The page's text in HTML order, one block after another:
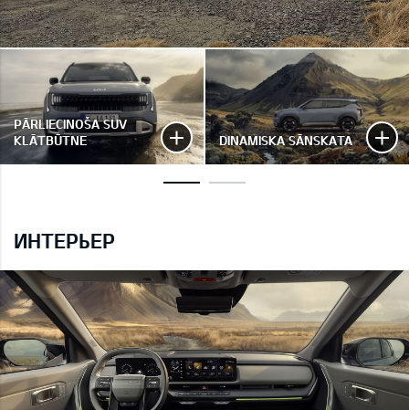
PĀRLIECINOŠA SUV
KLĀTBŪTNE
DINAMISKA SĀNSKATA
ИНТЕРЬЕР